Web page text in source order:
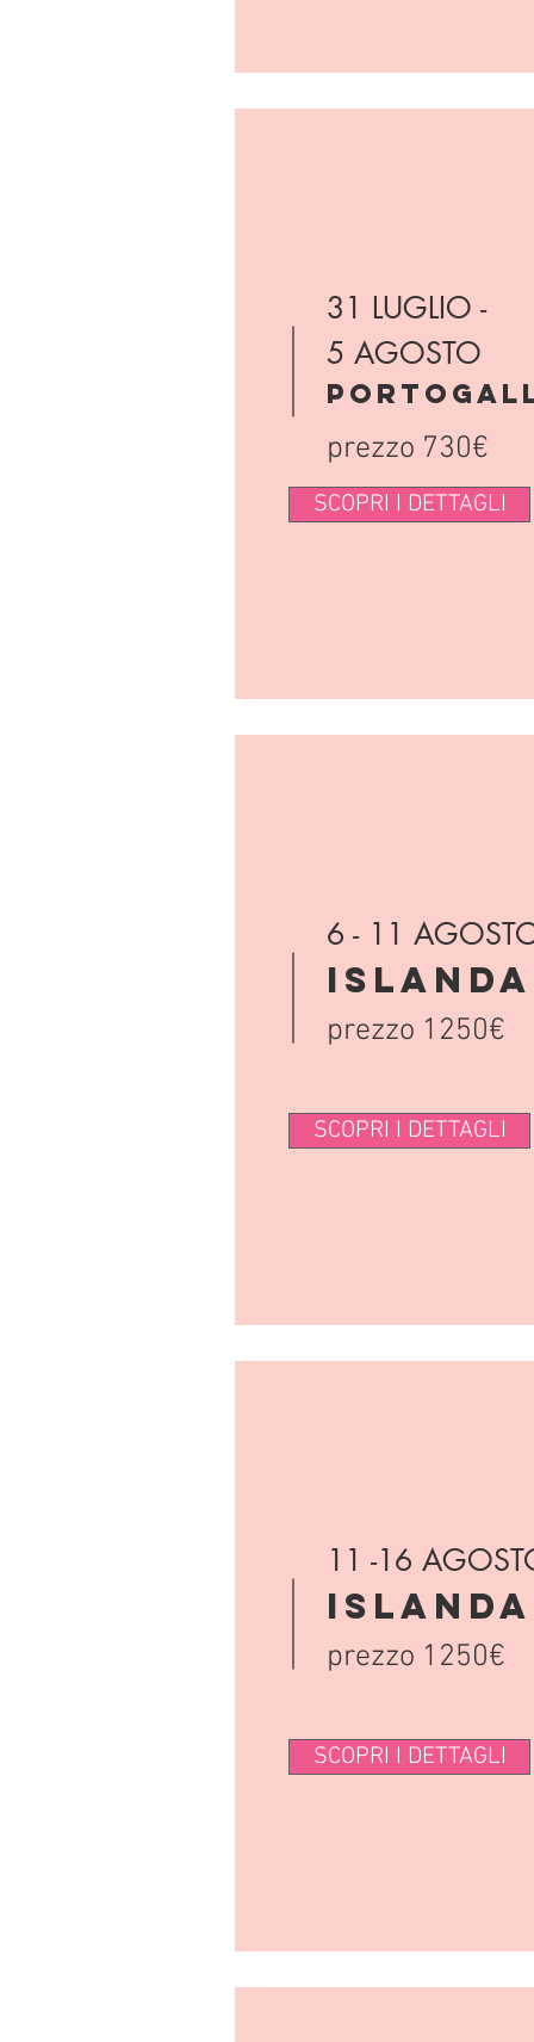
31 LUGLIO -
5 AGOSTO
prezzo 730€
SCOPRI I DETTAGLI
6 - 11
ISLANDA
prezzo 1250€
SCOPRI I DETTAGLI
11 -16
ISLANDA
prezzo 1250€
SCOPRI I DETTAGLI